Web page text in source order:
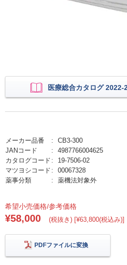
医療総合カタログ 2022-
メーカー品番
CB3-300
JANコード
4987766004625
カタログコード
19-7506-02
マツヨシコード
00067328
薬事分類
薬機法対象外
希望小売価格/参考価格
¥58,000 (税抜き) [¥63,800(税込み)]
PDFファイルに変換